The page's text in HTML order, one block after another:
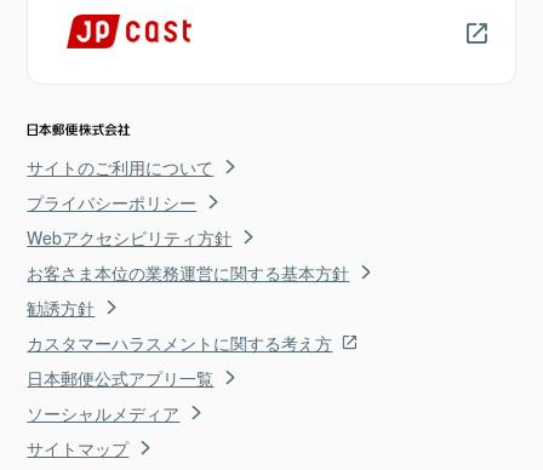
サイトのご利用について
プライバシーポリシー
Webアクセシビリティ方針
お客さま本位の業務運営に関する基本方針
勧誘方針
カスタマーハラスメントに関する考え方
日本郵便公式アプリ一覧
ソーシャルメディア
サイトマップ